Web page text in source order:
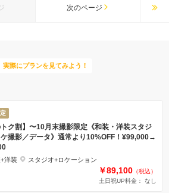
次のページ
際にプランを見てみよう！
トク割】〜10月末撮影限定《和装・洋装スタジ
撮影／データ》通常より10%OFF！¥99,000→
洋装 スタジオ+ロケーション
￥89,100 （税込）
土日祝UP料金： なし